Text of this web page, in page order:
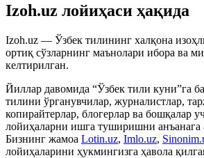
Izoh.uz лойиҳаси ҳақида
Izoh.uz — Ўзбек тилининг халқона
ортиқ сўзларнинг маънолари ибора ва
келтирилган.
Йиллар давомида “Ўзбек тили куни”га
тилини ўрганувчилар, журналистлар,
копирайтерлар, блогерлар ва бошқалар
лойиҳаларни ишга туширишни анъанага
Бизнинг жамоа Lotin.uz, Imlo.uz,
лойиҳаларини ҳукмингизга ҳавола